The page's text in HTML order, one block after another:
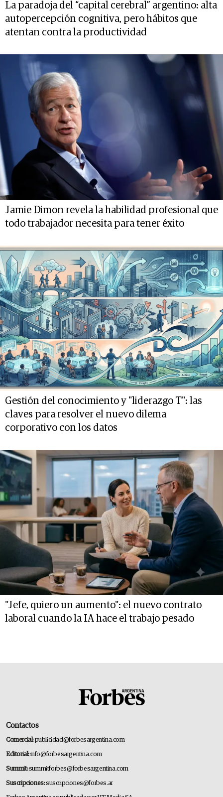
La paradoja del “capital cerebral” argentino: alta
autopercepción cognitiva, pero hábitos que
atentan contra la productividad
Jamie Dimon revela la habilidad profesional que
todo trabajador necesita para tener éxito
Gestión del conocimiento y "liderazgo T": las
claves para resolver el nuevo dilema
corporativo con los datos
"Jefe, quiero un aumento": el nuevo contrato
laboral cuando la IA hace el trabajo pesado
Contactos
Comercial:publicidad@forbesargentina.com
Editorial:info@forbesargentina.com
Summit:summitforbes@forbesargentina.com
Suscripciones:suscripciones@forbes.ar